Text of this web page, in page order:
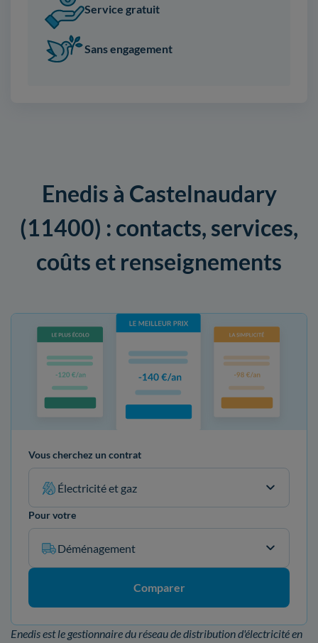
Service gratuit
Sans engagement
Enedis à Castelnaudary
(11400) : contacts, services,
coûts et renseignements
Vous cherchez un contrat
Électricité et gaz
Pour votre
Déménagement
Comparer
Enedis est le gestionnaire du réseau de distribution d'électricité en